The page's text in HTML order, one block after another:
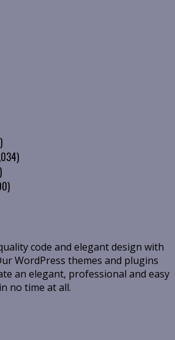
code and elegant design with
WordPress themes and plugins
an elegant, professional and easy
no time at all.